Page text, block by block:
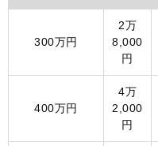
300万円
2万
8,000
円
400万円
4万
2,000
円